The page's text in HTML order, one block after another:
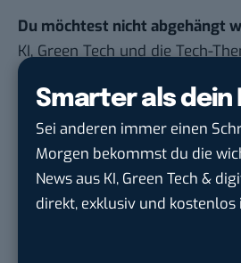
Smarter als dein
Sei anderen immer einen
Morgen bekommst du die
News aus KI, Green Tech &
direkt, exklusiv und kostenlos
Du möchtest nicht abgehängt
KI, Green Tech und die Tech-
geht? Über 12.000 smarte
Tag UPDATE, unser Tech-
wichtigsten News des Tages –
damit ihren Vorsprung.Hier
kostenlos anmelden.